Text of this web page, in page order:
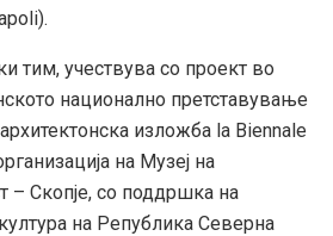
тим, учествува со проект во
национално претставување
изложба la Biennale
на Музеј на
– Скопје, со поддршка на
на Република Северна